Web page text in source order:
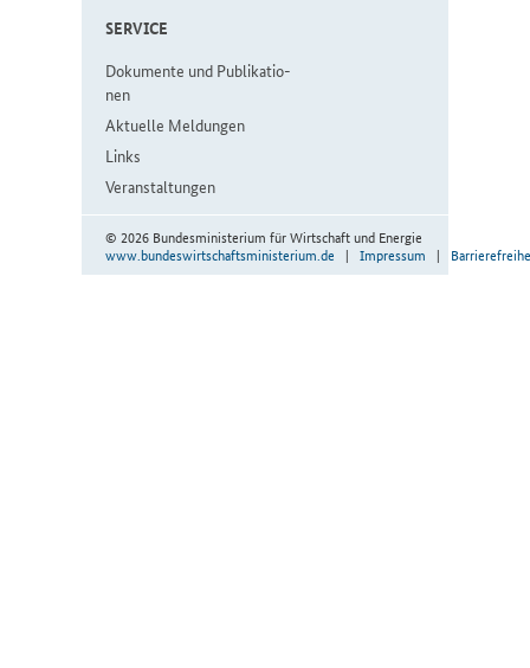
SER­VICE
Do­ku­men­te und Pu­bli­ka­tio­
nen
Aktuelle Meldungen
Links
Veranstaltungen
© 2026 Bundesministerium für Wirtschaft und Energie
www.bundeswirtschaftsministerium.de | Impressum |